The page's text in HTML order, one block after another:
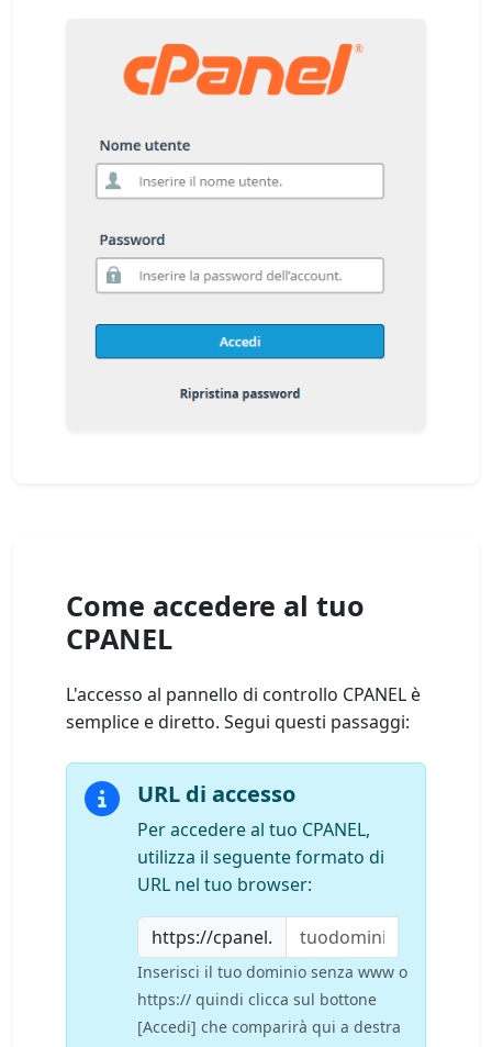
Come accedere al tuo
CPANEL
L'accesso al pannello di controllo CPANEL è
semplice e diretto. Segui questi passaggi:
URL di accesso
Per accedere al tuo CPANEL,
utilizza il seguente formato di
URL nel tuo browser:
https://cpanel.
Inserisci il tuo dominio senza www o
https:// quindi clicca sul bottone
[Accedi] che comparirà qui a destra